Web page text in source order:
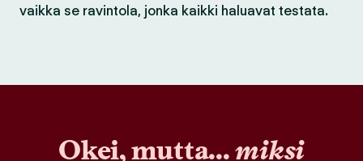
vaikka se ravintola, jonka kaikki haluavat testata.
Okei, mutta...miksi